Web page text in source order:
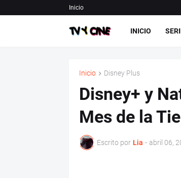
Inicio
INICIO
Inicio Disney Plus
Disney+ y
Mes de la
Escrito por Lia - abril 06,